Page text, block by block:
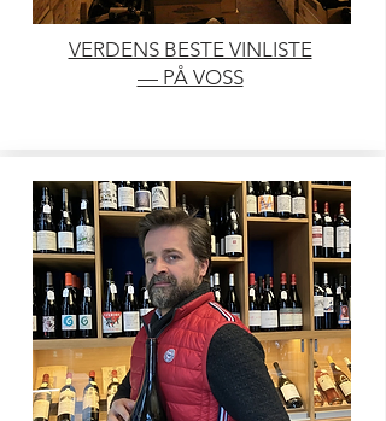
VERDENS BESTE VINLISTE
— PÅ VOSS